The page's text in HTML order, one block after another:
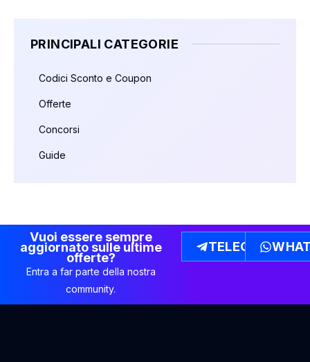
PRINCIPALI CATEGORIE
Codici Sconto e Coupon
Offerte
Concorsi
Guide
Vuoi essere sempre
aggiornato sulle ultime
offerte?
Entra a far parte della nostra
community.
TELEGRAM